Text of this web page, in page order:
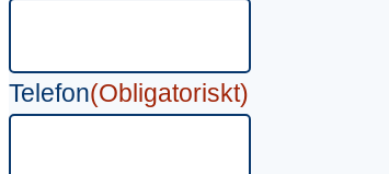
Telefon(Obligatoriskt)